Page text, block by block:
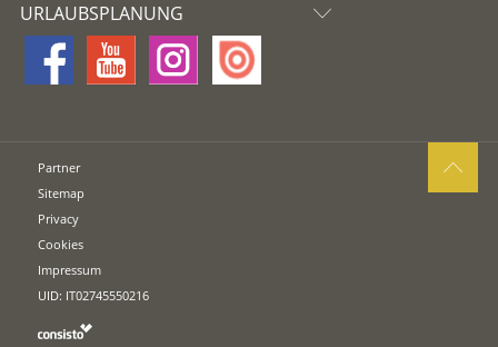
URLAUBSPLANUNG
Partner
Sitemap
Privacy
Cookies
Impressum
UID: IT02745550216